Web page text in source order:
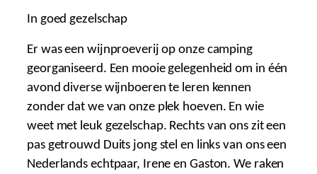
In goed gezelschap
Er was een wijnproeverij op onze camping
georganiseerd. Een mooie gelegenheid om in één
avond diverse wijnboeren te leren kennen
zonder dat we van onze plek hoeven. En wie
weet met leuk gezelschap. Rechts van ons zit een
pas getrouwd Duits jong stel en links van ons een
Nederlands echtpaar, Irene en Gaston. We raken